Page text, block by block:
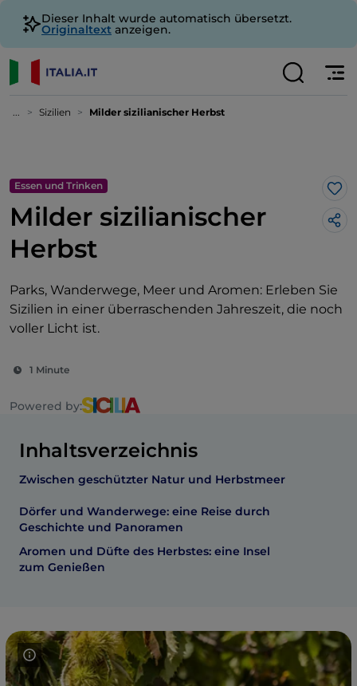
Dieser Inhalt wurde automatisch übersetzt.
Originaltext anzeigen.
... Sizilien Milder sizilianischer Herbst
Essen und Trinken
Milder sizilianischer
Herbst
Parks, Wanderwege, Meer und Aromen: Erleben Sie
Sizilien in einer überraschenden Jahreszeit, die noch
voller Licht ist.
1 Minute
Powered by:
Inhaltsverzeichnis
Zwischen geschützter Natur und Herbstmeer
Dörfer und Wanderwege: eine Reise durch
Geschichte und Panoramen
Aromen und Düfte des Herbstes: eine Insel
zum Genießen